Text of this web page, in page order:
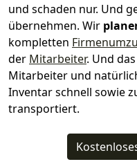
und schaden nur. Und
übernehmen. Wir
kompletten
der Mitarbeiter. Und
Mitarbeiter und
Inventar schnell sowie
transportiert.